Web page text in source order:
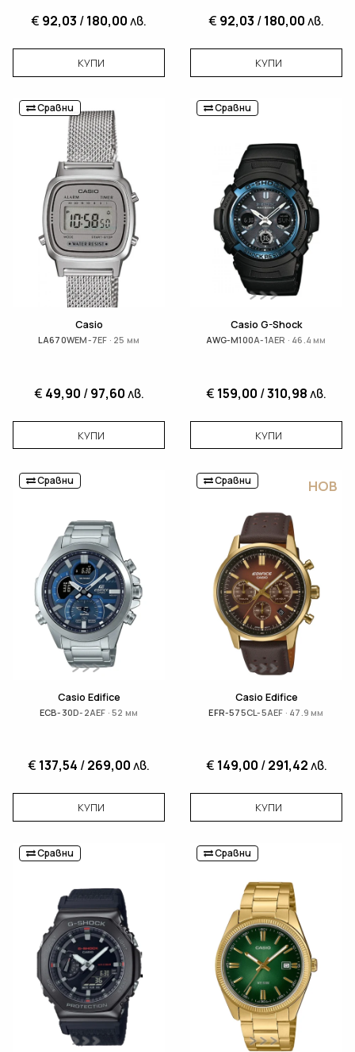
€ 92,03 /180,00лв.
КУПИ
€ 92,03 /180,00лв.
КУПИ
Сравни
Casio
LA670WEM-7EF · 25 мм
€ 49,90 /97,60лв.
КУПИ
Сравни
Casio G-Shock
AWG-M100A-1AER · 46.4 мм
€ 159,00 /310,98лв.
КУПИ
Сравни
Casio Edifice
ECB-30D-2AEF · 52 мм
€ 137,54 /269,00лв.
КУПИ
Сравни НОВ
Casio Edifice
EFR-575CL-5AEF · 47.9 мм
€ 149,00 /291,42лв.
КУПИ
Сравни Сравни